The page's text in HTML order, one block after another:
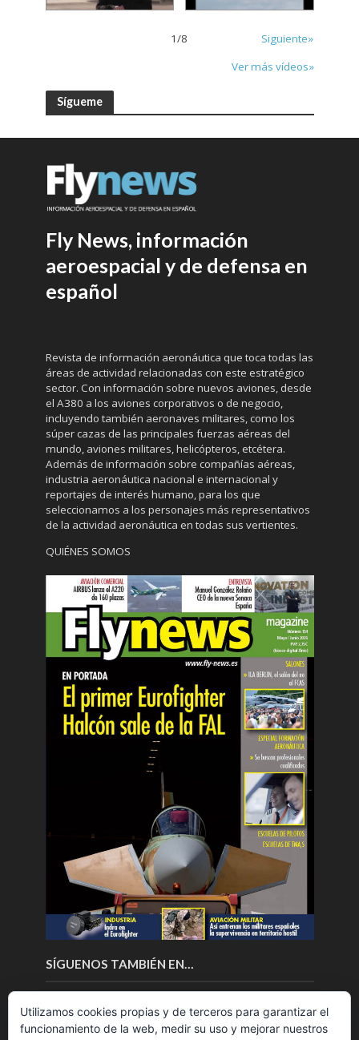
1/8
Siguiente»
Ver más vídeos»
Sígueme
Fly News, información
aeroespacial y de defensa en
español
Revista de información aeronáutica que toca todas las
áreas de actividad relacionadas con este estratégico
sector. Con información sobre nuevos aviones, desde
el A380 a los aviones corporativos o de negocio,
incluyendo también aeronaves militares, como los
súper cazas de las principales fuerzas aéreas del
mundo, aviones militares, helicópteros, etcétera.
Además de información sobre compañías aéreas,
industria aeronáutica nacional e internacional y
reportajes de interés humano, para los que
seleccionamos a los personajes más representativos
de la actividad aeronáutica en todas sus vertientes.
QUIÉNES SOMOS
SÍGUENOS TAMBIÉN EN…
Utilizamos cookies propias y de terceros para garantizar el
funcionamiento de la web, medir su uso y mejorar nuestros